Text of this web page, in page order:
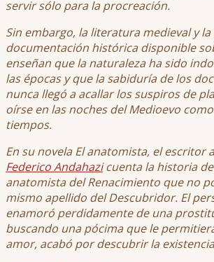
servir sólo para la procreación.
Sin embargo, la literatura medieval y
documentación histórica disponible
enseñan que la naturaleza ha sido
las épocas y que la sabiduría de los
nunca llegó a acallar los suspiros de
oírse en las noches del Medioevo
tiempos.
En su novela El anatomista, el escritor
Federico Andahazicuenta la historia
anatomista del Renacimiento que no
mismo apellido del Descubridor. El
enamoró perdidamente de una
buscando una pócima que le
amor, acabó por descubrir la